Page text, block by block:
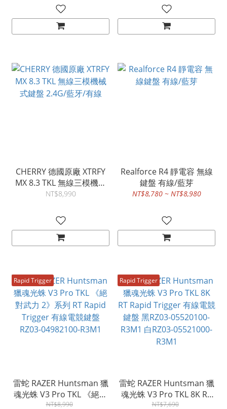
CHERRY 德國原廠 XTRFY
MX 8.3 TKL 無線三模機械
式鍵盤 2.4G/藍牙/有線
NT$8,990
Realforce R4 靜電容 無線
鍵盤 有線/藍芽
NT$8,780 ~ NT$8,980
Rapid Trigger
雷蛇 RAZER Huntsman 獵
魂光蛛 V3 Pro TKL 《絕對
武力 2》系列 RT Rapid
NT$8,990
Rapid Trigger
雷蛇 RAZER Huntsman 獵
魂光蛛 V3 Pro TKL 8K RT
Rapid Trigger 有線電競鍵
NT$7,690